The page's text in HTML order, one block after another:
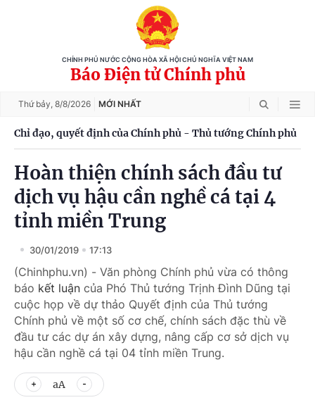
CHÍNH PHỦ NƯỚC CỘNG HÒA XÃ HỘI CHỦ NGHĨA VIỆT NAM
Báo Điện tử Chính phủ
Thứ bảy, 8/8/2026 MỚI NHẤT
Chỉ đạo, quyết định của Chính phủ - Thủ tướng Chính phủ
Hoàn thiện chính sách đầu tư
dịch vụ hậu cần nghề cá tại 4
tỉnh miền Trung
30/01/2019 17:13
(Chinhphu.vn) - Văn phòng Chính phủ vừa có thông
báo kết luận của Phó Thủ tướng Trịnh Đình Dũng tại
cuộc họp về dự thảo Quyết định của Thủ tướng
Chính phủ về một số cơ chế, chính sách đặc thù về
đầu tư các dự án xây dựng, nâng cấp cơ sở dịch vụ
hậu cần nghề cá tại 04 tỉnh miền Trung.
aA